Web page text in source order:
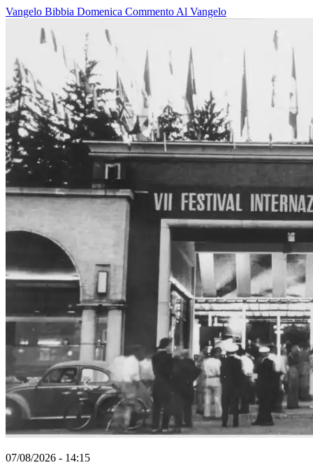
Vangelo Bibbia Domenica Commento Al Vangelo
07/08/2026 - 14:15